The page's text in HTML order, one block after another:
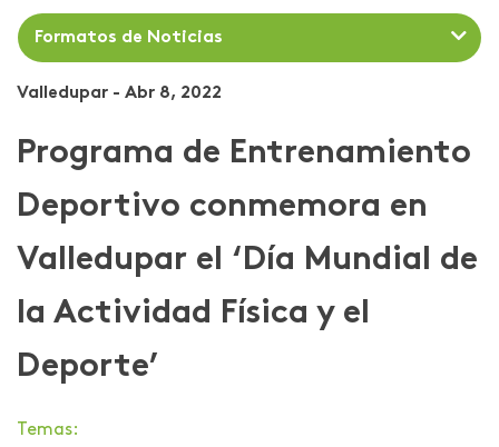
Formatos de Noticias
Valledupar - Abr 8, 2022
Programa de Entrenamiento
Deportivo conmemora en
Valledupar el ‘Día Mundial de
la Actividad Física y el
Deporte’
Temas: